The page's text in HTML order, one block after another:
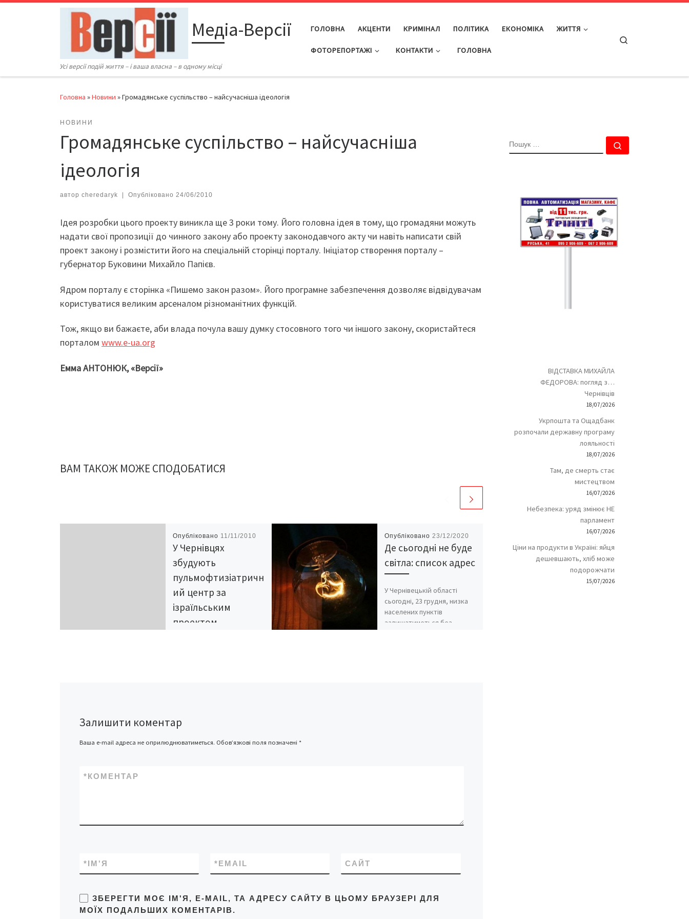
Перейти до вмісту
Медіа-Версії
Усі версії подій життя – і ваша власна – в одному місці
ГОЛОВНА АКЦЕНТИ КРИМІНАЛ ПОЛІТИКА ЕКОНОМІКА ЖИТТЯ
ФОТОРЕПОРТАЖІ КОНТАКТИ ГОЛОВНА
Головна »Новини »Громадянське суспільство – найсучасніша ідеологія
НОВИНИ
Громадянське суспільство – найсучасніша
ідеологія
автор cheredaryk Опубліковано 24/06/2010
Ідея розробки цього проекту виникла ще 3 роки тому. Його головна ідея в тому, що громадяни можуть
надати свої пропозиції до чинного закону або проекту законодавчого акту чи навіть написати свій
проект закону і розмістити його на спеціальній сторінці порталу. Ініціатор створення порталу –
губернатор Буковини Михайло Папієв.
Ядром порталу є сторінка «Пишемо закон разом». Його програмне забезпечення дозволяє відвідувачам
користуватися великим арсеналом різноманітних функцій.
Тож, якщо ви бажаєте, аби влада почула вашу думку стосовного того чи іншого закону, скористайтеся
порталом www.e-ua.org
Емма АНТОНЮК, «Версії»
ВАМ ТАКОЖ МОЖЕ СПОДОБАТИСЯ
Опубліковано 11/11/2010
У Чернівцях
збудують
пульмофтизіатричн
ий центр за
ізраїльським
проектом
Biomedical Engineering LTD»
Опубліковано 23/12/2020
Де сьогодні не буде
світла: список адрес
У Чернівецькій області
сьогодні, 23 грудня, низка
населених пунктів
залишатиметься без
Опубліковано
Реєструємо газету
Які документи потрібні для
реєстрації газети, що буде
Залишити коментар
Ваша e-mail адреса не оприлюднюватиметься. Обов’язкові поля позначені *
КОМЕНТАР
*
ІМ'Я
* EMAIL
* САЙТ
ЗБЕРЕГТИ МОЄ ІМ'Я, E-MAIL, ТА АДРЕСУ САЙТУ В ЦЬОМУ БРАУЗЕРІ ДЛЯ
МОЇХ ПОДАЛЬШИХ КОМЕНТАРІВ.
ПОШУК
ВІДСТАВКА МИХАЙЛА
ФЕДОРОВА: погляд з…
Чернівців
18/07/2026
Укрпошта та Ощадбанк
розпочали державну програму
лояльності
18/07/2026
Там, де смерть стає
мистецтвом
16/07/2026
Небезпека: уряд змінює НЕ
парламент
16/07/2026
Ціни на продукти в Україні: яйця
дешевшають, хліб може
подорожчати
15/07/2026